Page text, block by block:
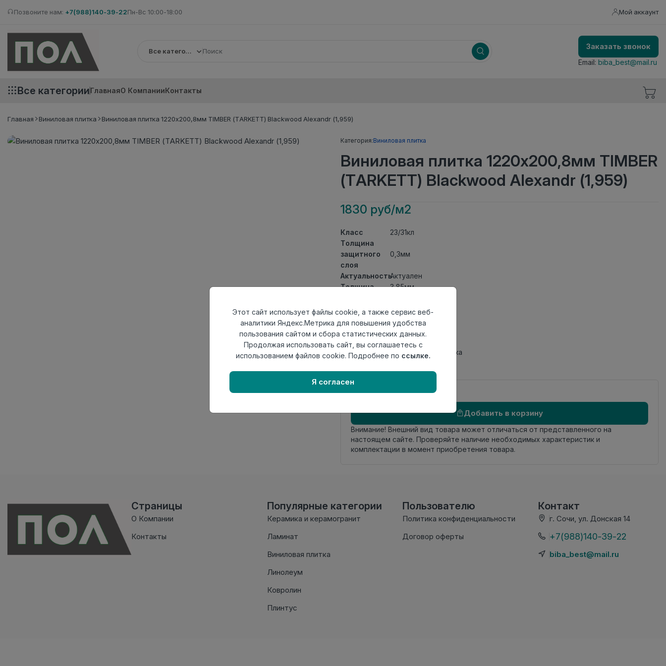
Позвоните нам: +7(988)140-39-22Пн-Вс 10:00-18:00 Мой аккаунт
Все категории
Заказать звонок
Email: biba_best@mail.ru
Все категорииГлавнаяО КомпанииКонтакты
Главная Виниловая плитка Виниловая плитка 1220х200,8мм TIMBER (TARKETT) Blackwood Alexandr (1,959)
Категория:Виниловая плитка
Виниловая плитка 1220х200,8мм TIMBER
(TARKETT) Blackwood Alexandr (1,959)
1830 руб/м2
Класс
23/31кл
Толщина
защитного
слоя
0,3мм
АктуальностьАктуален
Толщина
3,85мм
доски
до +27 градусов
укладки
Замковый метод
Фаска
4-х сторонняя фаска
происхождения
Осталось49 упак
Добавить в корзину
Внимание! Внешний вид товара может отличаться от представленного на
настоящем сайте. Проверяйте наличие необходимых характеристик и
комплектации в момент приобретения товара.
Страницы
О Компании
Контакты
Популярные категории
Керамика и керамогранит
Ламинат
Виниловая плитка
Линолеум
Ковролин
Плинтус
Пользователю
Политика конфиденциальности
Договор оферты
Контакт
г. Сочи, ул. Донская 14
+7(988)140-39-22
biba_best@mail.ru
Этот сайт использует файлы cookie, а также сервис веб-
аналитики Яндекс.Метрика для повышения удобства
пользования сайтом и сбора статистических данных.
Продолжая использовать сайт, вы соглашаетесь с
использованием файлов cookie. Подробнее по ссылке.
Я согласен